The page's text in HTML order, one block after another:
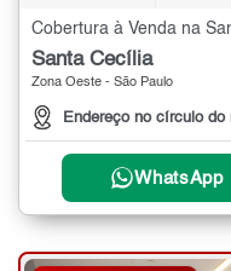
Cobertura à Venda na
Santa Cecília
Zona Oeste - São Paulo
Endereço no círculo do
WhatsApp